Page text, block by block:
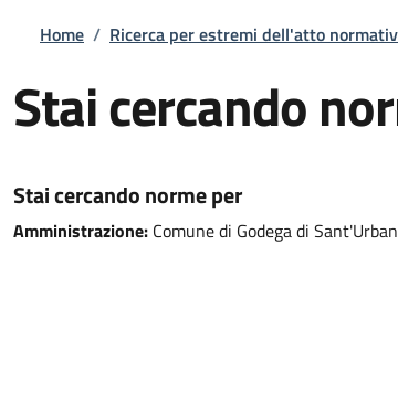
Briciole di pane
Home / Ricerca per estremi dell'atto
Stai cercando
Stai cercando norme per
Amministrazione: Comune di Godega di